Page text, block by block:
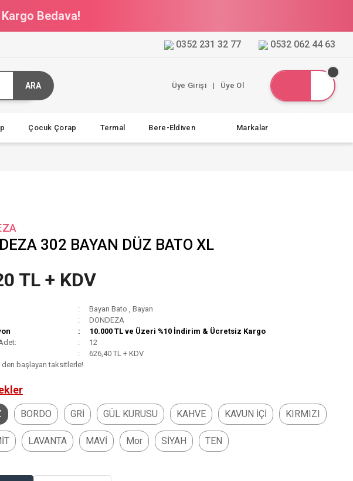
Kargo Bedava!
0352 231 32 77 0532 062 44 63
ARA Üye Girişi | Üye Ol
Çocuk Çorap Termal Bere-Eldiven Markalar
302 BAYAN DÜZ BATO XL
TL + KDV
Bayan Bato ,Bayan
DONDEZA
10.000 TL ve Üzeri %10 İndirim & Ücretsiz Kargo
12
626,40 TL + KDV
den başlayan taksitlerle!
BORDO GRİ GÜL KURUSU KAHVE KAVUN İÇİ KIRMIZI
LAVANTA MAVİ Mor SİYAH TEN